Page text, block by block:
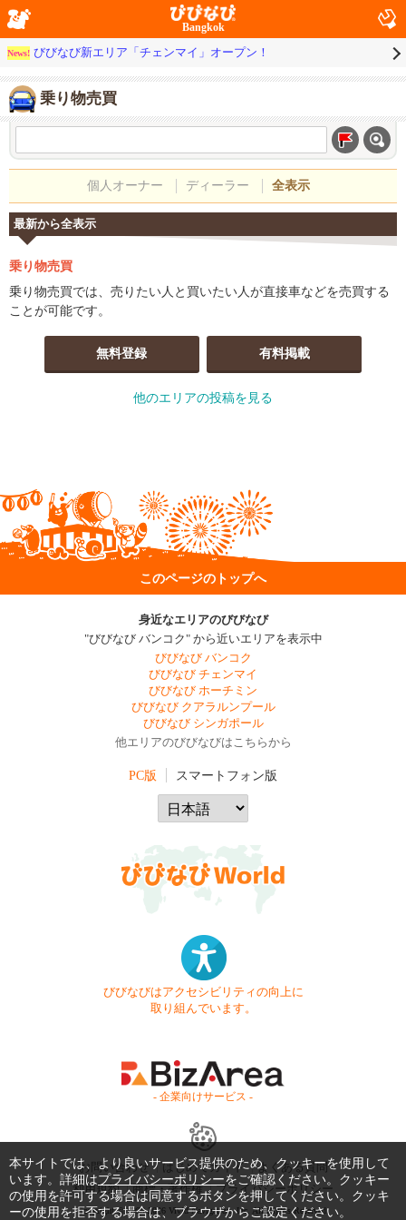
Bangkok
News! びびなび新エリア「チェンマイ」オープン！
乗り物売買
個人オーナー ディーラー 全表示
最新から全表示
乗り物売買
乗り物売買では、売りたい人と買いたい人が直接車などを売買する
ことが可能です。
無料登録 有料掲載
他のエリアの投稿を見る
このページのトップへ
身近なエリアのびびなび
"びびなび バンコク" から近いエリアを表示中
びびなび バンコク
びびなび チェンマイ
びびなび ホーチミン
びびなび クアラルンプール
びびなび シンガポール
他エリアのびびなびはこちらから
PC版 スマートフォン版
びびなびはアクセシビリティの向上に
取り組んでいます。
- 企業向けサービス -
お問い合わせ はじめてガイド
よくある質問
利用規約
商標・著作権 プライバシーポリシー
Copyright © 1999-2026 Vivid Navigation, Inc. All Rights Reserved.
本サイトでは、より良いサービス提供のため、クッキーを使用して
います。詳細はプライバシーポリシーをご確認ください。クッキー
の使用を許可する場合は同意するボタンを押してください。クッキ
ーの使用を拒否する場合は、ブラウザからご設定ください。